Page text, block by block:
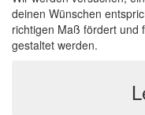
deinen Wünschen
richtigen Maß fördert und
gestaltet werden.